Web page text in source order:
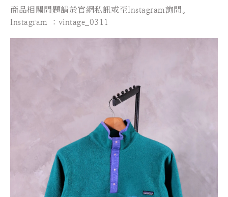
商品相關問題請於官網私訊或至Instagram詢問。
Instagram ：vintage_0311